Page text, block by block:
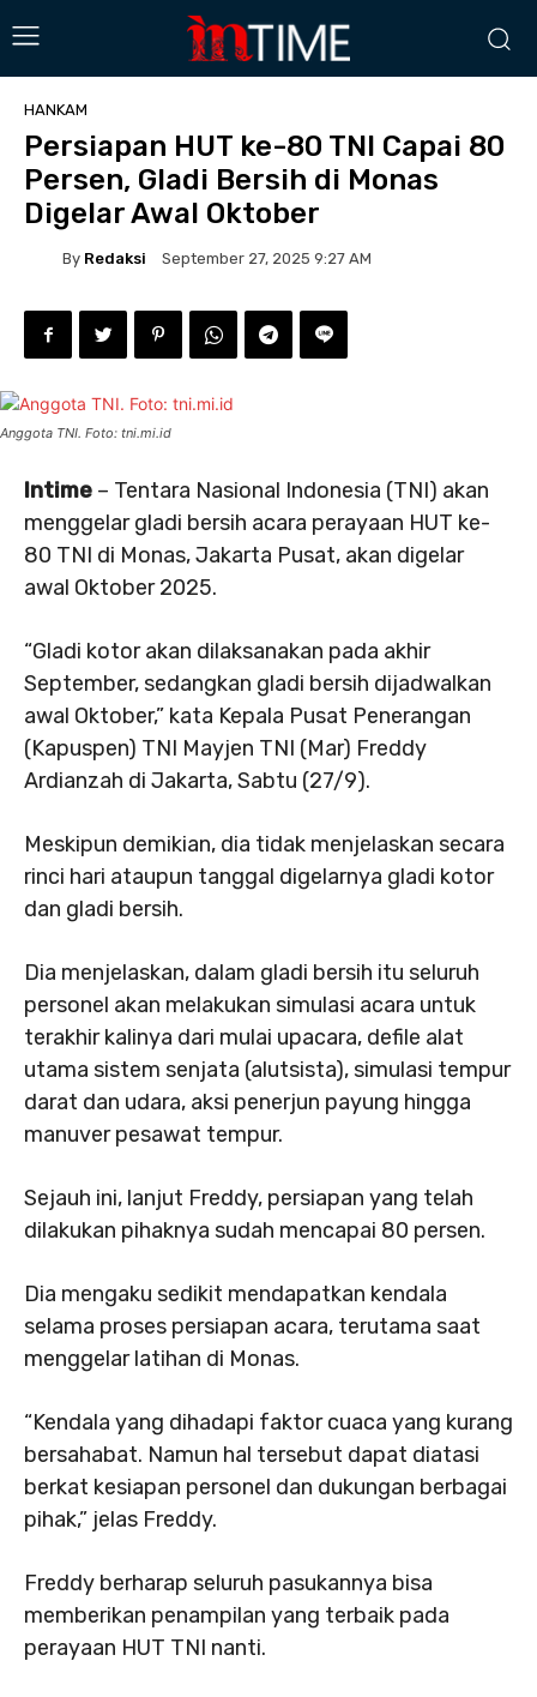
HANKAM
Persiapan HUT ke-80 TNI Capai 80
Persen, Gladi Bersih di Monas
Digelar Awal Oktober
By Redaksi September 27, 2025 9:27 AM
Anggota TNI. Foto: tni.mi.id
Intime – Tentara Nasional Indonesia (TNI) akan
menggelar gladi bersih acara perayaan HUT ke-
80 TNI di Monas, Jakarta Pusat, akan digelar
awal Oktober 2025.
“Gladi kotor akan dilaksanakan pada akhir
September, sedangkan gladi bersih dijadwalkan
awal Oktober,” kata Kepala Pusat Penerangan
(Kapuspen) TNI Mayjen TNI (Mar) Freddy
Ardianzah di Jakarta, Sabtu (27/9).
Meskipun demikian, dia tidak menjelaskan secara
rinci hari ataupun tanggal digelarnya gladi kotor
dan gladi bersih.
Dia menjelaskan, dalam gladi bersih itu seluruh
personel akan melakukan simulasi acara untuk
terakhir kalinya dari mulai upacara, defile alat
utama sistem senjata (alutsista), simulasi tempur
darat dan udara, aksi penerjun payung hingga
manuver pesawat tempur.
Sejauh ini, lanjut Freddy, persiapan yang telah
dilakukan pihaknya sudah mencapai 80 persen.
Dia mengaku sedikit mendapatkan kendala
selama proses persiapan acara, terutama saat
menggelar latihan di Monas.
“Kendala yang dihadapi faktor cuaca yang kurang
bersahabat. Namun hal tersebut dapat diatasi
berkat kesiapan personel dan dukungan berbagai
pihak,” jelas Freddy.
Freddy berharap seluruh pasukannya bisa
memberikan penampilan yang terbaik pada
perayaan HUT TNI nanti.